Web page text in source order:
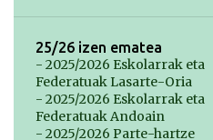
25/26 izen ematea
- 2025/2026 Eskolarrak eta
Federatuak Lasarte-Oria
- 2025/2026 Eskolarrak eta
Federatuak Andoain
- 2025/2026 Parte-hartze